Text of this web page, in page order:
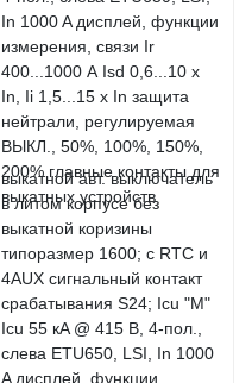
выкатной авт. выключатель
в литом корпусе без
выкатной коризины
типоразмер 1600; с RTC и
4AUX сигнальный контакт
срабатывания S24; Icu "M"
Icu 55 кA @ 415 В, 4-пол.,
слева ETU650, LSI, In 1000
A дисплей, функции